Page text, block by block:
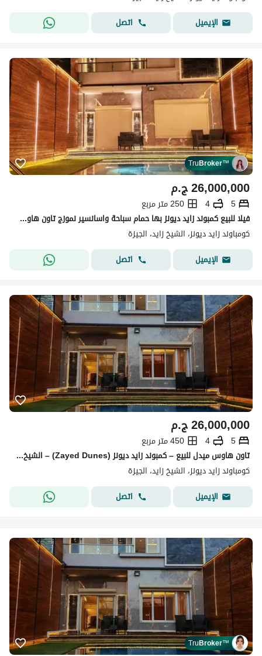
الإيميل
اتصل
TruBroker™
ج.م26,000,000
5
4
250 متر مربع
فيلا للبيع كمبوند زايد ديونز بها حمام سباحة واسانسير نموزج تاون هاوس ميدل
كومباوند زايد ديونز، الشيخ زايد، الجيزة
الإيميل
اتصل
ج.م26,000,000
5
4
450 متر مربع
تاون هاوس ميدل للبيع – كمبوند زايد ديونز (Zayed Dunes) – الشيخ زايد
كومباوند زايد ديونز، الشيخ زايد، الجيزة
الإيميل
اتصل
TruBroker™